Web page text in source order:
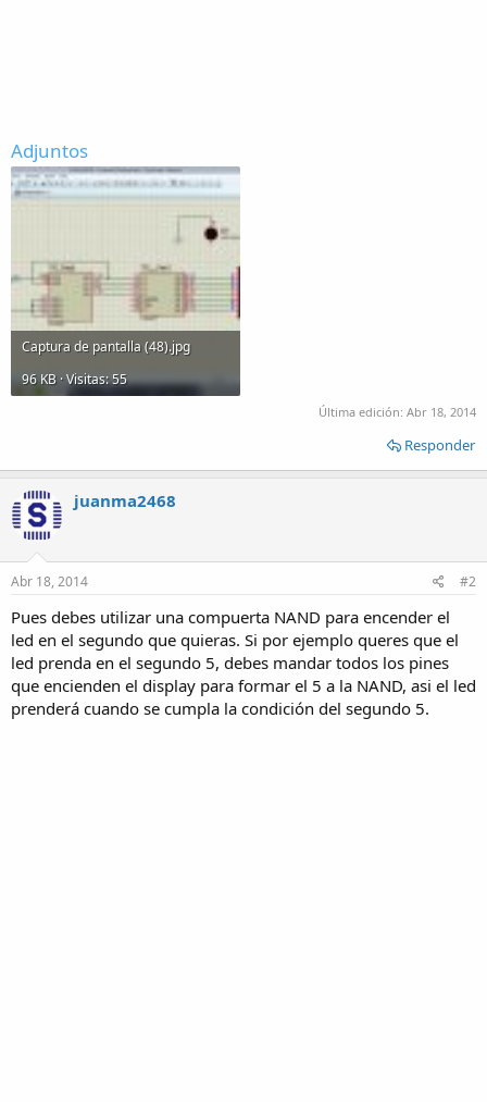
Adjuntos
Captura de pantalla (48).jpg
96 KB · Visitas: 55
Última edición: Abr 18, 2014
Responder
juanma2468
Abr 18, 2014 #2
Pues debes utilizar una compuerta NAND para encender el
led en el segundo que quieras. Si por ejemplo queres que el
led prenda en el segundo 5, debes mandar todos los pines
que encienden el display para formar el 5 a la NAND, asi el led
prenderá cuando se cumpla la condición del segundo 5.